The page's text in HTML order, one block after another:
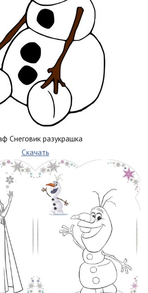
Снеговик разукрашка
Скачать